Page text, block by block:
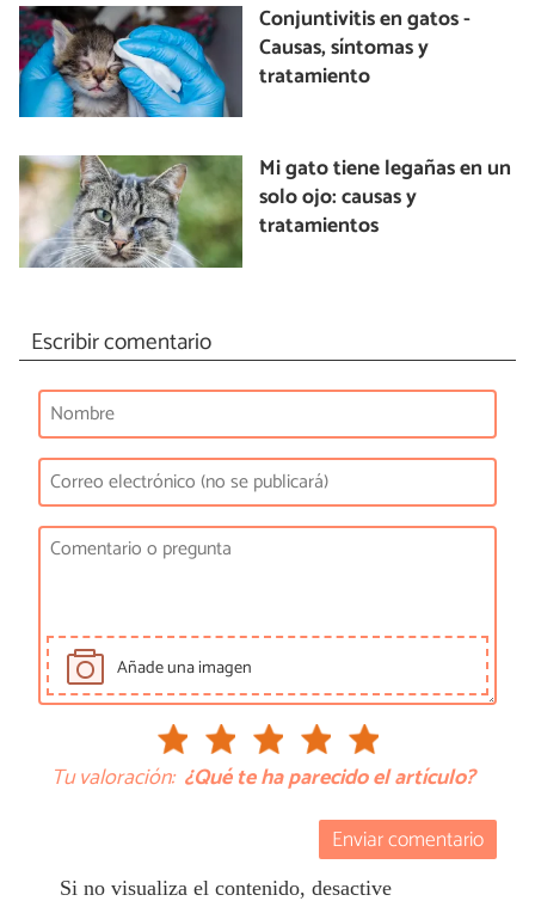
Conjuntivitis en gatos -
Causas, síntomas y
tratamiento
Mi gato tiene legañas en un
solo ojo: causas y
tratamientos
Escribir comentario
Añade una imagen
Tu valoración: ¿Qué te ha parecido el artículo?
Enviar comentario
Si no visualiza el contenido, desactive